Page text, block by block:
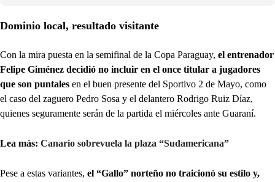
Dominio local, resultado visitante
Con la mira puesta en la semifinal de la Copa Paraguay, el entrenador
Felipe Giménez decidió no incluir en el once titular a jugadores
que son puntales en el buen presente del Sportivo 2 de Mayo, como
el caso del zaguero Pedro Sosa y el delantero Rodrigo Ruiz Díaz,
quienes seguramente serán de la partida el miércoles ante Guaraní.
Lea más: Canario sobrevuela la plaza “Sudamericana”
Pese a estas variantes, el “Gallo” norteño no traicionó su estilo y,